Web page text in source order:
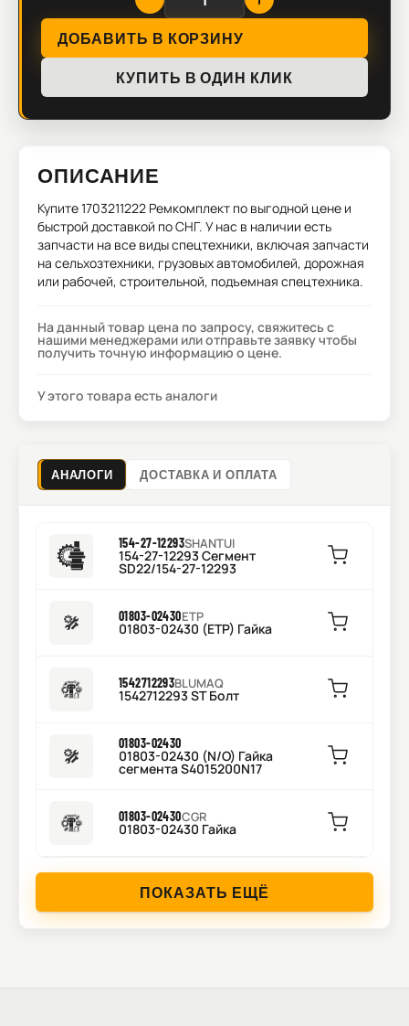
ДОБАВИТЬ В КОРЗИНУ
КУПИТЬ В ОДИН КЛИК
ОПИСАНИЕ
Купите1703211222 Ремкомплект по выгодной цене и
быстрой доставкой по СНГ. У нас в наличии есть
запчасти на все виды спецтехники, включая запчасти
на сельхозтехники, грузовых автомобилей, дорожная
или рабочей, строительной, подъемная спецтехника.
На данный товар цена по запросу, свяжитесь с
нашими менеджерами или отправьте заявку чтобы
получить точную информацию о цене.
У этого товара есть аналоги
АНАЛОГИ ДОСТАВКА И ОПЛАТА
154-27-12293SHANTUI
154-27-12293 Сегмент
SD22/154-27-12293
01803-02430ETP
01803-02430 (ETP) Гайка
1542712293BLUMAQ
1542712293 ST Болт
01803-02430
01803-02430 (N/O) Гайка
сегмента S4015200N17
01803-02430CGR
01803-02430 Гайка
ПОКАЗАТЬ ЕЩЁ